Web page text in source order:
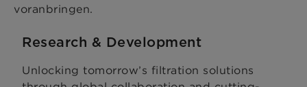
voranbringen.
Research & Development
Unlocking tomorrow’s filtration solutions